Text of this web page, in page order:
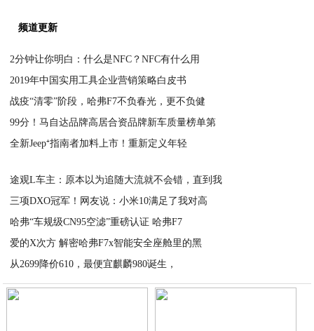
频道更新
2分钟让你明白：什么是NFC？NFC有什么用
2019年中国实用工具企业营销策略白皮书
战疫“清零”阶段，哈弗F7不负春光，更不负健
99分！马自达品牌高居合资品牌新车质量榜单第
全新Jeep⁺指南者加料上市！重新定义年轻
途观L车主：原本以为追随大流就不会错，直到我
三项DXO冠军！网友说：小米10满足了我对高
哈弗“车规级CN95空滤”重磅认证 哈弗F7
爱的X次方 解密哈弗F7x智能安全座舱里的黑
从2699降价610，最便宜麒麟980诞生，
2020-04-02